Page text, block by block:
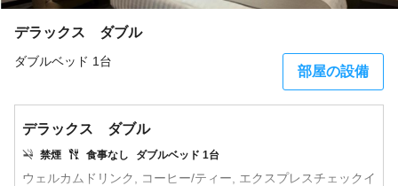
デラックス ダブル
ダブルベッド 1台
部屋の設備
デラックス ダブル
禁煙 食事なし ダブルベッド 1台
ウェルカムドリンク, コーヒー/ティー, エクスプレスチェックイ